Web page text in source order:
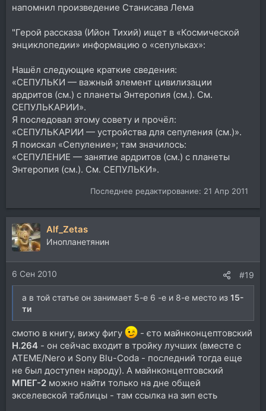
напомнил произведение Станисава Лема
"Герой рассказа (Ийон Тихий) ищет в «Космической
энциклопедии» информацию о «сепульках»:
Нашёл следующие краткие сведения:
«СЕПУЛЬКИ — важный элемент цивилизации
ардритов (см.) с планеты Энтеропия (см.). См.
СЕПУЛЬКАРИИ».
Я последовал этому совету и прочёл:
«СЕПУЛЬКАРИИ — устройства для сепуления (см.)».
Я поискал «Сепуление»; там значилось:
«СЕПУЛЕНИЕ — занятие ардритов (см.) с планеты
Энтеропия (см.). См. СЕПУЛЬКИ».
Последнее редактирование: 21 Апр 2011
Alf_Zetas
Инопланетянин
6 Сен 2010 #19
а в той статье он занимает 5-е 6 -е и 8-е место из 15-
ти
смотю в книгу, вижу фигу
- єто майнконцептовский
Н.264 - он сейчас входит в тройку лучших (вместе с
ATEME/Nero и Sony Blu-Coda - последний тогда еще
не был доступен народу). А майнконцептовский
МПЕГ-2 можно найти только на дне общей
экселевской таблицы - там ссылка на зип есть